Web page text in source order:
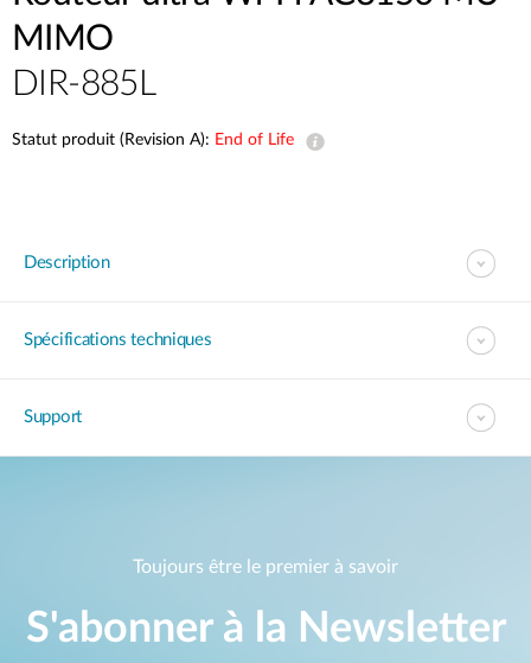
MIMO
DIR-885L
Statut produit (Revision A): End of Life
Description
Spécifications techniques
Support
Toujours être le premier à savoir
S'abonner à la Newsletter